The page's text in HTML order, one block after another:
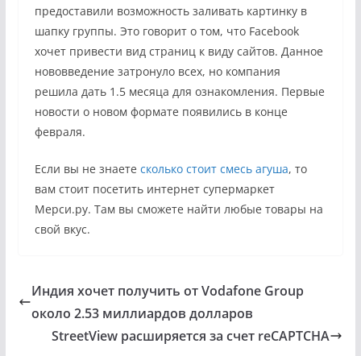
предоставили возможность заливать картинку в
шапку группы. Это говорит о том, что Facebook
хочет привести вид страниц к виду сайтов. Данное
нововведение затронуло всех, но компания
решила дать 1.5 месяца для ознакомления. Первые
новости о новом формате появились в конце
февраля.
Если вы не знаете сколько стоит смесь агуша, то
вам стоит посетить интернет супермаркет
Мерси.ру. Там вы сможете найти любые товары на
свой вкус.
Индия хочет получить от Vodafone Group
около 2.53 миллиардов долларов
StreetView расширяется за счет reCAPTCHA